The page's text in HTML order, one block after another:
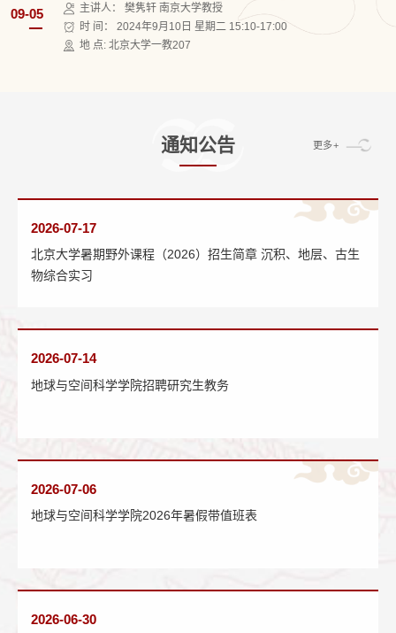
06-20
主讲人： Paul Olsen 院士
时 间： 2024年6月25日上午10:00-11:30
地 点: 北大理教209
通知公告 更多+
2026-07-17
北京大学暑期野外课程（2026）招生简章 沉积、地层、古生
物综合实习
2026-07-14
地球与空间科学学院招聘研究生教务
2026-07-06
地球与空间科学学院2026年暑假带值班表
2026-06-30